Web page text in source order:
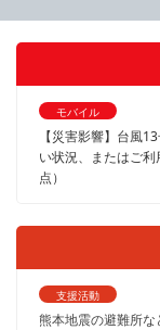
モバイル
【災害影響】台風
い状況、またはご
点）
支援活動
熊本地震の避難所